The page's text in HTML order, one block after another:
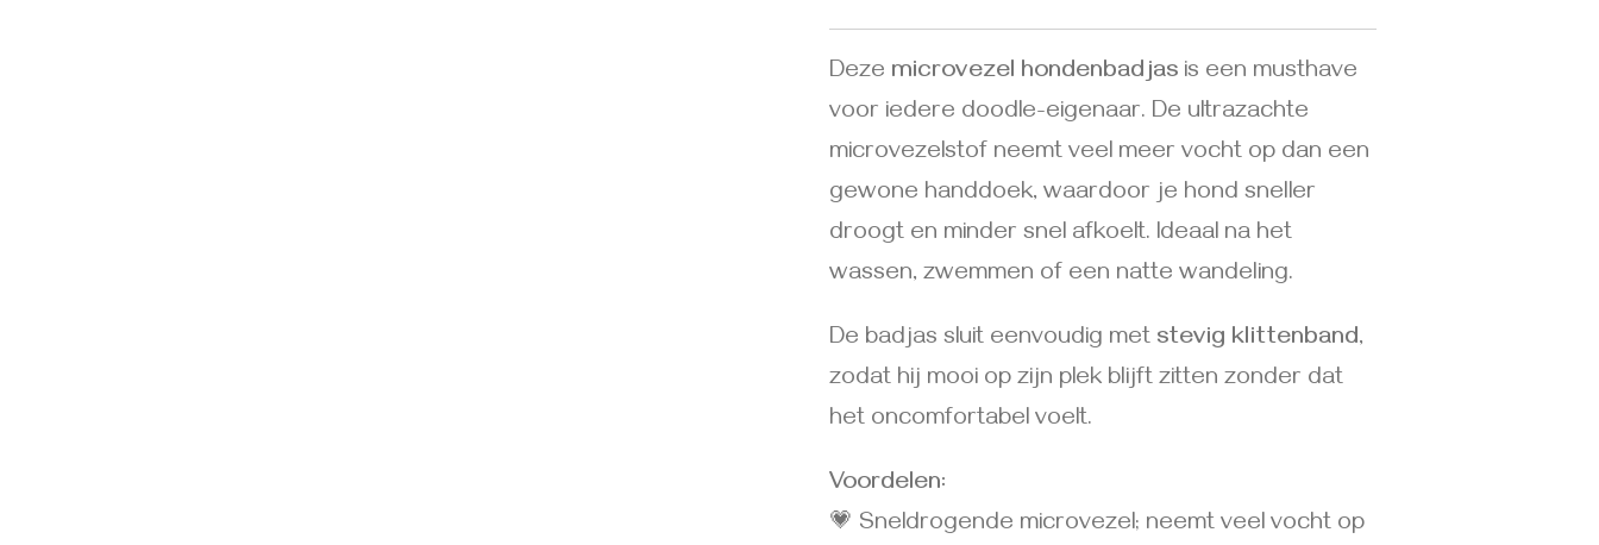
Deze microvezel hondenbadjas is een musthave
voor iedere doodle-eigenaar. De ultrazachte
microvezelstof neemt veel meer vocht op dan een
gewone handdoek, waardoor je hond sneller
droogt en minder snel afkoelt. Ideaal na het
wassen, zwemmen of een natte wandeling.
De badjas sluit eenvoudig met stevig klittenband,
zodat hij mooi op zijn plek blijft zitten zonder dat
het oncomfortabel voelt.
Voordelen:
💗 Sneldrogende microvezel; neemt veel vocht op